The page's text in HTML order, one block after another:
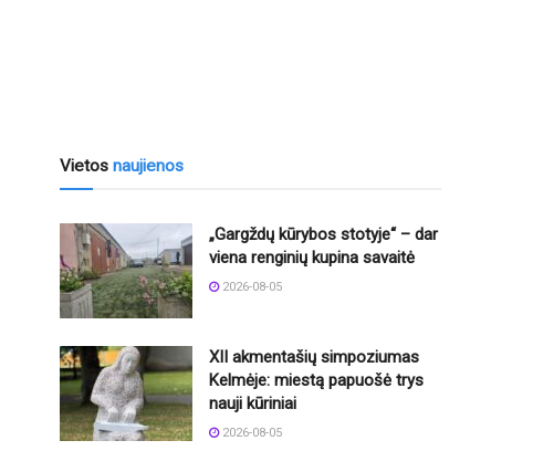
Vietos naujienos
„Gargždų kūrybos stotyje“ – dar
viena renginių kupina savaitė
2026-08-05
XII akmentašių simpoziumas
Kelmėje: miestą papuošė trys
nauji kūriniai
2026-08-05